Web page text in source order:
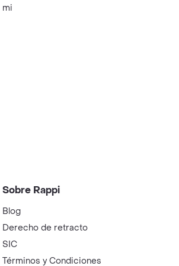
mi
Sobre Rappi
Blog
Derecho de retracto
SIC
Términos y Condiciones